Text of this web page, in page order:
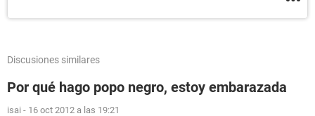
Discusiones similares
Por qué hago popo negro, estoy embarazada
isai - 16 oct 2012 a las 19:21